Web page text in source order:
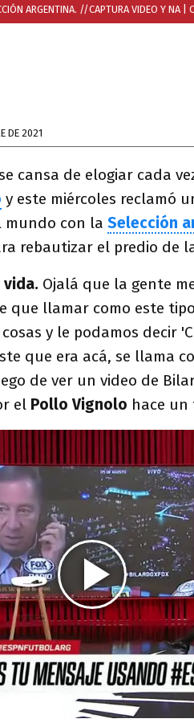
ARGENTINA. //CAPTURA VIDEO Y NA |
DE 2021
cansa de elogiar cada
y este miércoles reclamó
mundo con la Selección
rebautizar el predio de
Ojalá que la gente
que llamar como este
y le podamos decir
que era acá, se llama
de ver un video de
el Pollo Vignolo hace un